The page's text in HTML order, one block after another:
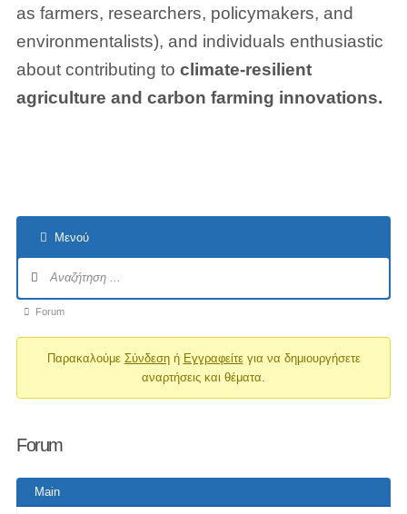
as farmers, researchers, policymakers, and
environmentalists), and individuals enthusiastic
about contributing to climate-resilient
agriculture and carbon farming innovations.
Μενού
Forum
Παρακαλούμε Σύνδεσηή Εγγραφείτεγια να δημιουργήσετε
αναρτήσεις και θέματα.
Forum
Main